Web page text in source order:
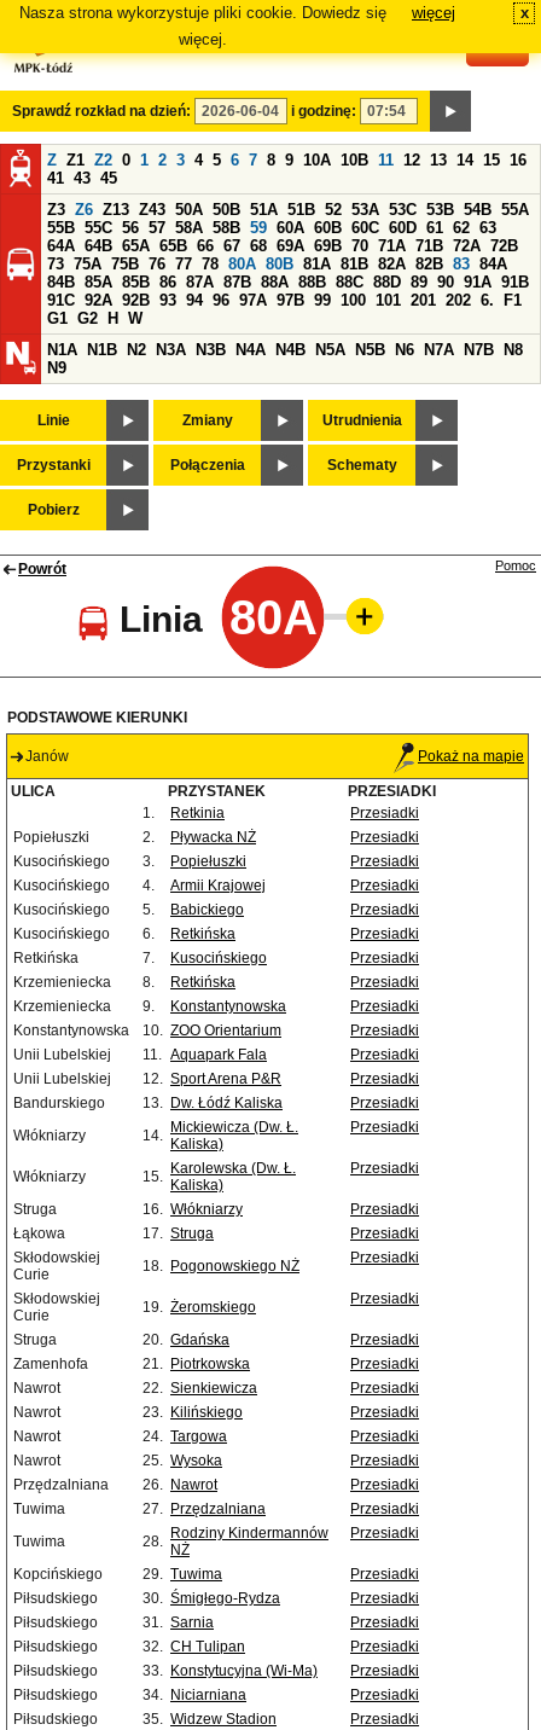
Nasza strona wykorzystuje pliki cookie. Dowiedz się
więcej.
więcej x
Sprawdź rozkład na dzień: i godzinę:
Z Z1 Z2 0 1 2 3 4 5 6 7 8 9 10A 10B 11 12 13 14 15 16
41 43 45
Z3 Z6 Z13 Z43 50A 50B 51A 51B 52 53A 53C 53B 54B 55A
55B 55C 56 57 58A 58B 59 60A 60B 60C 60D 61 62 63
64A 64B 65A 65B 66 67 68 69A 69B 70 71A 71B 72A 72B
73 75A 75B 76 77 78 80A 80B 81A 81B 82A 82B 83 84A
84B 85A 85B 86 87A 87B 88A 88B 88C 88D 89 90 91A 91B
91C 92A 92B 93 94 96 97A 97B 99 100 101 201 202 6.
F1
G1 G2 H
W
N1A
N1B N2 N3A N3B N4A N4B N5A N5B N6 N7A N7B
N8
N9
Linie Zmiany Utrudnienia
Przystanki Połączenia Schematy
Pobierz
Powrót
Linia 80A
Pomoc
PODSTAWOWE KIERUNKI
Janów Pokaż na mapie
ULICA PRZYSTANEK
PRZESIADKI
1.
Retkinia
Przesiadki
Popiełuszki
2. Pływacka NŻ
Przesiadki
Kusocińskiego
3. Popiełuszki
Przesiadki
Kusocińskiego
4. Armii Krajowej
Przesiadki
Kusocińskiego
5. Babickiego
Przesiadki
Kusocińskiego
6. Retkińska
Przesiadki
Retkińska
7. Kusocińskiego
Przesiadki
Krzemieniecka
8. Retkińska
Przesiadki
Krzemieniecka
9. Konstantynowska
Przesiadki
Konstantynowska
10. ZOO Orientarium
Przesiadki
Unii Lubelskiej
11. Aquapark Fala
Przesiadki
Unii Lubelskiej
12. Sport Arena P&R
Przesiadki
Bandurskiego
13. Dw. Łódź Kaliska
Przesiadki
Włókniarzy
14. Mickiewicza (Dw. Ł.
Kaliska)
Przesiadki
Włókniarzy 15. Karolewska (Dw. Ł.
Kaliska)
Przesiadki
Struga 16. Włókniarzy
Przesiadki
Łąkowa
17. Struga
Przesiadki
Skłodowskiej
Curie
18. Pogonowskiego NŻ Przesiadki
Skłodowskiej
Curie
19. Żeromskiego Przesiadki
Struga 20. Gdańska
Przesiadki
Zamenhofa
21. Piotrkowska
Przesiadki
Nawrot
22. Sienkiewicza
Przesiadki
Nawrot
23. Kilińskiego
Przesiadki
Nawrot
24. Targowa
Przesiadki
Nawrot
25. Wysoka
Przesiadki
Przędzalniana
26. Nawrot
Przesiadki
Tuwima
27. Przędzalniana
Przesiadki
Tuwima
28. Rodziny Kindermannów
NŻ
Przesiadki
Kopcińskiego 29. Tuwima
Przesiadki
Piłsudskiego
30. Śmigłego-Rydza
Przesiadki
Piłsudskiego
31. Sarnia
Przesiadki
Piłsudskiego
32. CH Tulipan
Przesiadki
Piłsudskiego
33. Konstytucyjna (Wi-Ma)
Przesiadki
Piłsudskiego
34. Niciarniana
Przesiadki
Piłsudskiego
35. Widzew Stadion
Przesiadki